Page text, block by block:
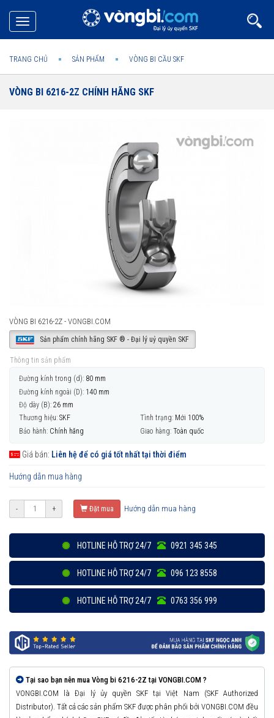
Toggle
navigation
TRANG CHỦ SẢN PHẨM VÒNG BI CẦU SKF
VÒNG BI 6216-2Z CHÍNH HÃNG SKF
VÒNG BI 6216-2Z - VONGBI.COM
Sản phẩm chính hãng SKF ® - Đại lý uỷ quyền SKF
Thông tin sản phẩm
Đường kính trong (d): 80 mm
Đường kính ngoài (D): 140 mm
Độ dày (B): 26 mm
Thương hiệu: SKF Tình trạng: Mới 100%
Bảo hành: Chính hãng Giao hàng: Toàn quốc
Giá bán: Liên hệ để có giá tốt nhất tại thời điểm
Hướng dẫn mua hàng
- + Đặt mua Hướng dẫn mua hàng
HOTLINE HỖ TRỢ 24/7 0921 345 345
HOTLINE HỖ TRỢ 24/7 096 123 8558
HOTLINE HỖ TRỢ 24/7 0763 356 999
Tại sao bạn nên mua Vòng bi 6216-2Z tại VONGBI.COM ?
VONGBI.COM là Đại lý ủy quyền SKF tại Việt Nam (SKF Authorized
Distributor). Tất cả các sản phẩm SKF được phân phối bởi VONGBI.COM đều